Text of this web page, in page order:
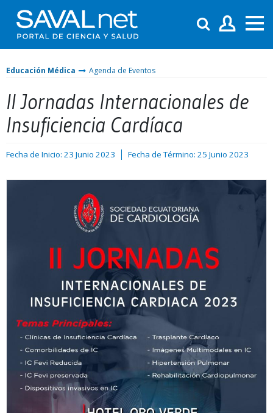
Educación Médica Agenda de Eventos
II Jornadas Internacionales de
Insuficiencia Cardíaca
Fecha de Inicio: 23 Junio 2023 Fecha de Término: 25 Junio 2023